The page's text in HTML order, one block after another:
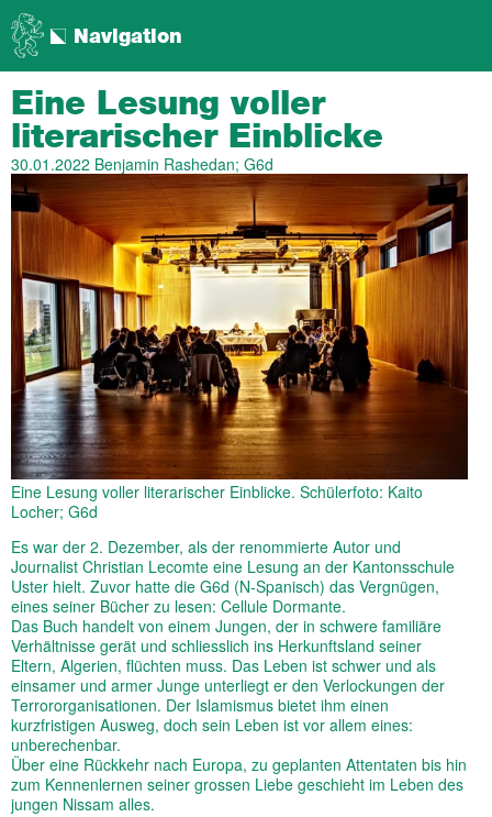
Navigation
Eine Lesung voller
literarischer Einblicke
30.01.2022 Benjamin Rashedan; G6d
Eine Lesung voller literarischer Einblicke. Schülerfoto: Kaito
Locher; G6d
Es war der 2. Dezember, als der renommierte Autor und
Journalist Christian Lecomte eine Lesung an der Kantonsschule
Uster hielt. Zuvor hatte die G6d (N-Spanisch) das Vergnügen,
eines seiner Bücher zu lesen: Cellule Dormante.
Das Buch handelt von einem Jungen, der in schwere familiäre
Verhältnisse gerät und schliesslich ins Herkunftsland seiner
Eltern, Algerien, flüchten muss. Das Leben ist schwer und als
einsamer und armer Junge unterliegt er den Verlockungen der
Terrororganisationen. Der Islamismus bietet ihm einen
kurzfristigen Ausweg, doch sein Leben ist vor allem eines:
unberechenbar.
Über eine Rückkehr nach Europa, zu geplanten Attentaten bis hin
zum Kennenlernen seiner grossen Liebe geschieht im Leben des
jungen Nissam alles.